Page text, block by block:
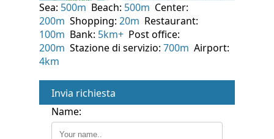
Sea: 500m Beach: 500m Center:
200m Shopping: 20m Restaurant:
100m Bank: 5km+ Post office:
200m Stazione di servizio: 700m Airport:
4km
Invia richiesta
Name: